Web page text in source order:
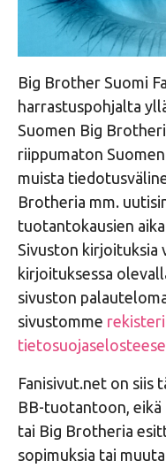
Big Brother Suomi
harrastuspohjalta
Suomen Big
riippumaton
muista
Brotheria mm.
tuotantokausien
Sivuston kirjoituksia
kirjoituksessa
sivuston
sivustomme
Fanisivut.net on siis
BB-tuotantoon,
tai Big Brotheria
sopimuksia tai